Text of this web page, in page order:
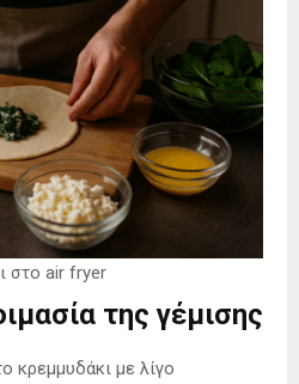
στο air fryer
της γέμισης
κρεμμυδάκι με λίγο